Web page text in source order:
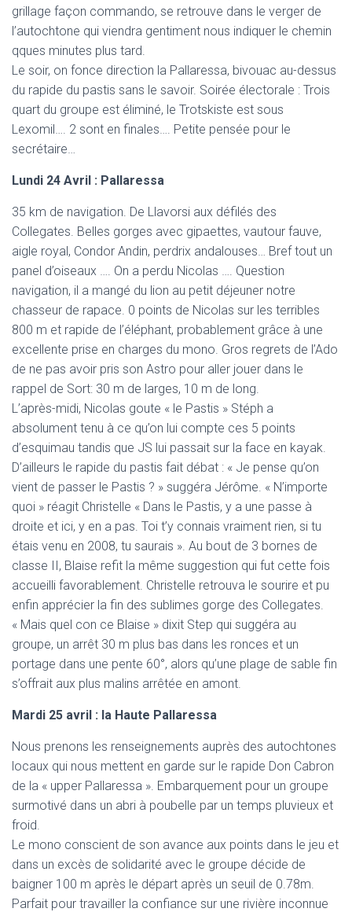
grillage façon commando, se retrouve dans le verger de
l’autochtone qui viendra gentiment nous indiquer le chemin
qques minutes plus tard.
Le soir, on fonce direction la Pallaressa, bivouac au-dessus
du rapide du pastis sans le savoir. Soirée électorale : Trois
quart du groupe est éliminé, le Trotskiste est sous
Lexomil…. 2 sont en finales…. Petite pensée pour le
secrétaire…
Lundi 24 Avril : Pallaressa
35 km de navigation. De Llavorsi aux défilés des
Collegates. Belles gorges avec gipaettes, vautour fauve,
aigle royal, Condor Andin, perdrix andalouses… Bref tout un
panel d’oiseaux …. On a perdu Nicolas …. Question
navigation, il a mangé du lion au petit déjeuner notre
chasseur de rapace. 0 points de Nicolas sur les terribles
800 m et rapide de l’éléphant, probablement grâce à une
excellente prise en charges du mono. Gros regrets de l’Ado
de ne pas avoir pris son Astro pour aller jouer dans le
rappel de Sort: 30 m de larges, 10 m de long.
L’après-midi, Nicolas goute « le Pastis » Stéph a
absolument tenu à ce qu’on lui compte ces 5 points
d’esquimau tandis que JS lui passait sur la face en kayak.
D’ailleurs le rapide du pastis fait débat : « Je pense qu’on
vient de passer le Pastis ? » suggéra Jérôme. « N’importe
quoi » réagit Christelle « Dans le Pastis, y a une passe à
droite et ici, y en a pas. Toi t’y connais vraiment rien, si tu
étais venu en 2008, tu saurais ». Au bout de 3 bornes de
classe II, Blaise refit la même suggestion qui fut cette fois
accueilli favorablement. Christelle retrouva le sourire et pu
enfin apprécier la fin des sublimes gorge des Collegates.
« Mais quel con ce Blaise » dixit Step qui suggéra au
groupe, un arrêt 30 m plus bas dans les ronces et un
portage dans une pente 60°, alors qu’une plage de sable fin
s’offrait aux plus malins arrêtée en amont.
Mardi 25 avril : la Haute Pallaressa
Nous prenons les renseignements auprès des autochtones
locaux qui nous mettent en garde sur le rapide Don Cabron
de la « upper Pallaressa ». Embarquement pour un groupe
surmotivé dans un abri à poubelle par un temps pluvieux et
froid.
Le mono conscient de son avance aux points dans le jeu et
dans un excès de solidarité avec le groupe décide de
baigner 100 m après le départ après un seuil de 0.78m.
Parfait pour travailler la confiance sur une rivière inconnue